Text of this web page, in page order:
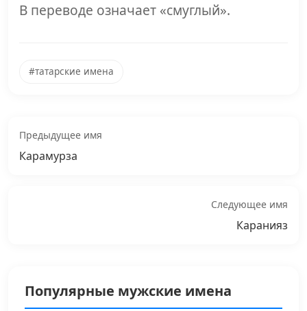
В переводе означает «смуглый».
#татарские имена
Предыдущее имя
Карамурза
Следующее имя
Каранияз
Популярные мужские имена